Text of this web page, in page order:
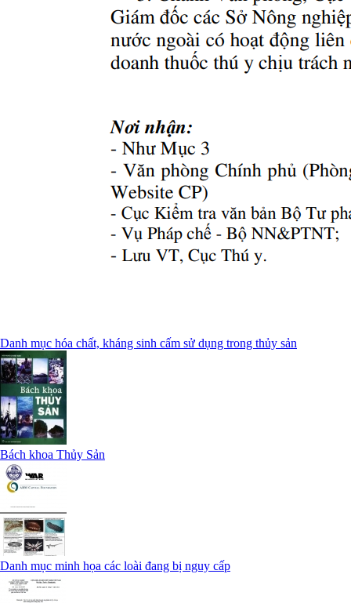
Danh mục hóa chất, kháng sinh cấm sử dụng trong thủy sản
Bách khoa Thủy Sản
Danh mục minh họa các loài đang bị nguy cấp